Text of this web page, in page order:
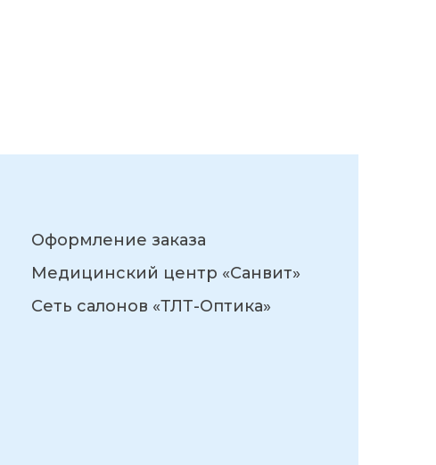
Оформление заказа
Медицинский центр «Санвит»
Сеть салонов «ТЛТ-Оптика»